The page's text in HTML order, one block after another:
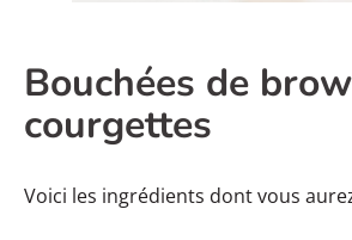
Bouchées de
courgettes
Voici les ingrédients dont vous